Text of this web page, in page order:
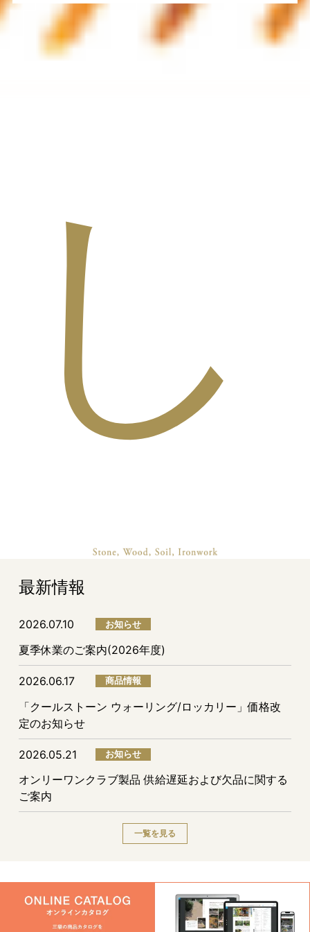
し
最新情報
2026.07.10 お知らせ
夏季休業のご案内(2026年度)
2026.06.17 商品情報
「クールストーン ウォーリング/ロッカリー」価格改
定のお知らせ
2026.05.21 お知らせ
オンリーワンクラブ製品 供給遅延および欠品に関する
ご案内
一覧を見る